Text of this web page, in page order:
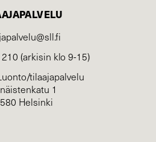
(arkisin klo 9-15)
tilaajapalvelu
1
Helsinki